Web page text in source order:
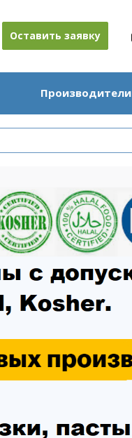
Оставить заявку
Производители